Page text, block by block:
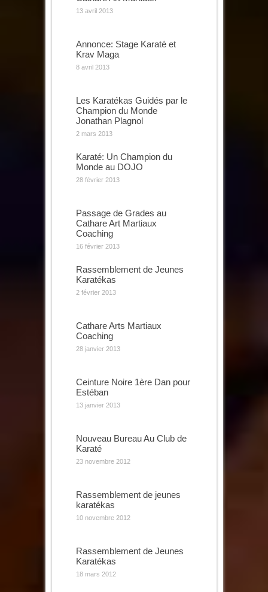
13 avril 2013
Annonce: Stage Karaté et
Krav Maga
8 avril 2013
Les Karatékas Guidés par le
Champion du Monde
Jonathan Plagnol
2 mars 2013
Karaté: Un Champion du
Monde au DOJO
28 février 2013
Passage de Grades au
Cathare Art Martiaux
Coaching
16 février 2013
Rassemblement de Jeunes
Karatékas
2 février 2013
Cathare Arts Martiaux
Coaching
28 janvier 2013
Ceinture Noire 1ère Dan pour
Estéban
13 janvier 2013
Nouveau Bureau Au Club de
Karaté
23 novembre 2012
Rassemblement de jeunes
karatékas
10 novembre 2012
Rassemblement de Jeunes
Karatékas
18 mars 2012